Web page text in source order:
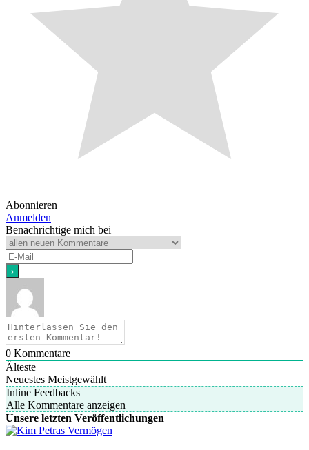
Abonnieren
Anmelden
Benachrichtige mich bei
0 Kommentare
Älteste
Neuestes Meistgewählt
Inline Feedbacks
Alle Kommentare anzeigen
Unsere letzten Veröffentlichungen